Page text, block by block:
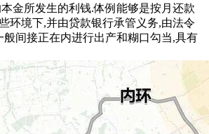
金所发生的利钱.体例能够是按月还款
环境下,并由贷款银行承管义务,由法令
般间接正在内进行出产和糊口勾当,具有